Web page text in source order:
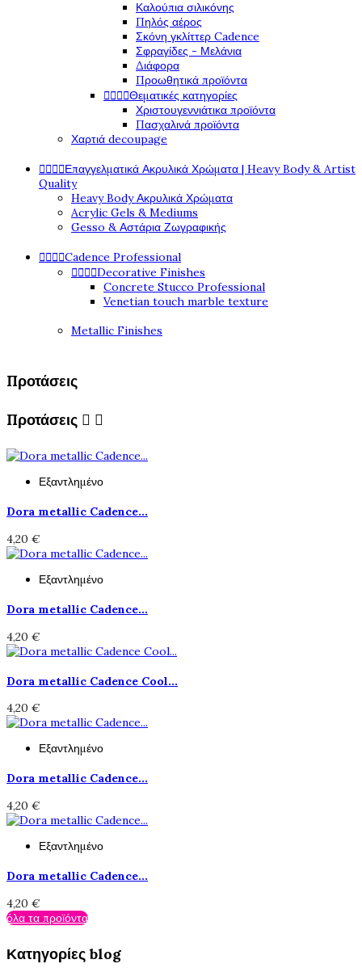
Καλούπια σιλικόνης
Πηλός αέρος
Σκόνη γκλίττερ Cadence
Σφραγίδες - Μελάνια
Διάφορα
Προωθητικά προϊόντα
Θεματικές κατηγορίες
Χριστουγεννιάτικα προϊόντα
Πασχαλινά προϊόντα
Χαρτιά decoupage
Επαγγελματικά Ακρυλικά Χρώματα | Heavy Body & Artist
Quality
Heavy Body Ακρυλικά Χρώματα
Acrylic Gels & Mediums
Gesso & Αστάρια Ζωγραφικής
Cadence Professional
Decorative Finishes
Concrete Stucco Professional
Venetian touch marble texture
Metallic Finishes
Προτάσεις
Προτάσεις  
Εξαντλημένο
Dora metallic Cadence...
4,20 €
Εξαντλημένο
Dora metallic Cadence...
4,20 €
Dora metallic Cadence Cool...
4,20 €
Εξαντλημένο
Dora metallic Cadence...
4,20 €
Εξαντλημένο
Dora metallic Cadence...
4,20 €
όλα τα προϊόντα
Κατηγορίες blog